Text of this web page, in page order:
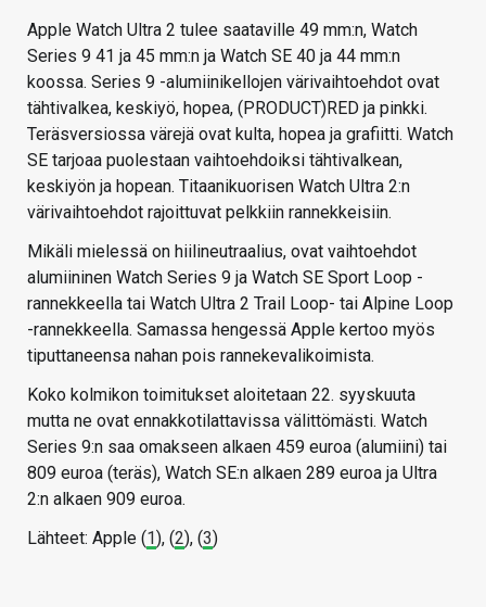
Apple Watch Ultra 2 tulee saataville 49 mm:n, Watch
Series 9 41 ja 45 mm:n ja Watch SE 40 ja 44 mm:n
koossa. Series 9 -alumiinikellojen värivaihtoehdot ovat
tähtivalkea, keskiyö, hopea, (PRODUCT)RED ja pinkki.
Teräsversiossa värejä ovat kulta, hopea ja grafiitti. Watch
SE tarjoaa puolestaan vaihtoehdoiksi tähtivalkean,
keskiyön ja hopean. Titaanikuorisen Watch Ultra 2:n
värivaihtoehdot rajoittuvat pelkkiin rannekkeisiin.
Mikäli mielessä on hiilineutraalius, ovat vaihtoehdot
alumiininen Watch Series 9 ja Watch SE Sport Loop -
rannekkeella tai Watch Ultra 2 Trail Loop- tai Alpine Loop
-rannekkeella. Samassa hengessä Apple kertoo myös
tiputtaneensa nahan pois rannekevalikoimista.
Koko kolmikon toimitukset aloitetaan 22. syyskuuta
mutta ne ovat ennakkotilattavissa välittömästi. Watch
Series 9:n saa omakseen alkaen 459 euroa (alumiini) tai
809 euroa (teräs), Watch SE:n alkaen 289 euroa ja Ultra
2:n alkaen 909 euroa.
Lähteet: Apple (1), (2), (3)